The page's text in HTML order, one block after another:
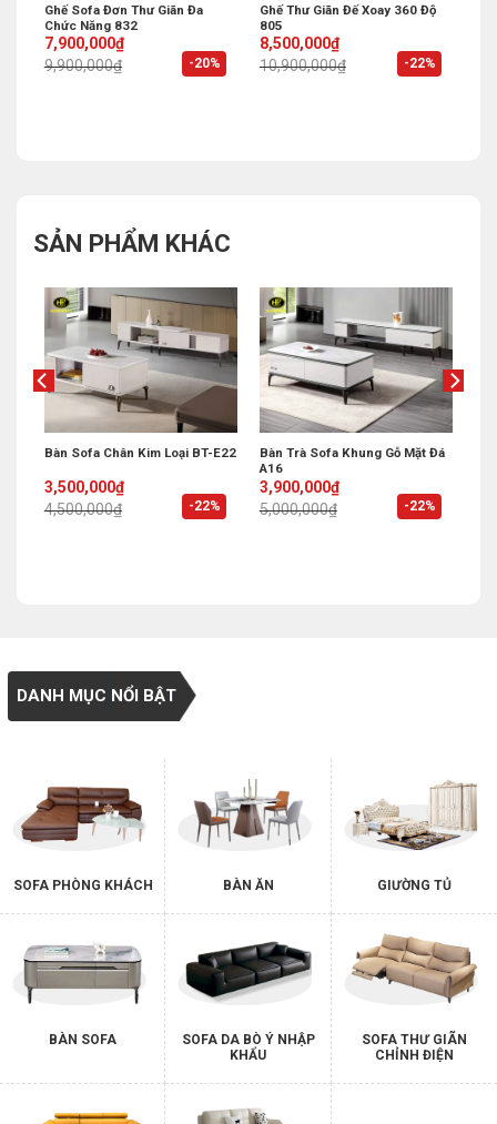
-20%
Ghế Sofa Đơn Thư Giãn Đa
Chức Năng 832
9,900,000₫
Original
price
was:
7,900,000₫
Current
price
is:
-22%
Ghế Thư Giãn Đế Xoay 360 Độ
805
10,900,000₫
Original
price
was:
8,500,000₫
Current
price
is:
SẢN PHẨM KHÁC
-22%
Bàn Sofa Chân Kim Loại BT-E22
4,500,000₫
Original
price
was:
3,500,000₫
Current
price
is:
-22%
Bàn Trà Sofa Khung Gỗ Mặt Đá
A16
5,000,000₫
Original
price
was:
3,900,000₫
Current
price
is:
DANH MỤC NỔI BẬT
SOFA PHÒNG KHÁCH BÀN ĂN GIƯỜNG TỦ
BÀN SOFA
SOFA DA BÒ Ý NHẬP
KHẨU
SOFA THƯ GIÃN
CHỈNH ĐIỆN